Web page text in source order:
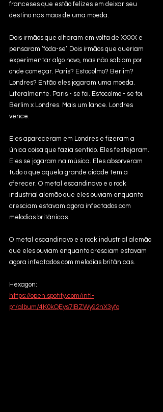
franceses que estão felizes em deixar seu
destino nas mãos de uma moeda.
Dois irmãos que olharam em volta de XXXX e
pensaram ‘foda-se’. Dois irmãos que queriam
experimentar algo novo, mas não sabiam por
onde começar. Paris? Estocolmo? Berlim?
Londres? Então eles jogaram uma moeda.
Literalmente. Paris - se foi. Estocolmo - se foi.
Berlim x Londres. Mais um lance. Londres
vence.
Eles apareceram em Londres e fizeram a
única coisa que fazia sentido. Eles festejaram.
Eles se jogaram na música. Eles absorveram
tudo o que aquela grande cidade tem a
oferecer. O metal escandinavo e o rock
industrial alemão que eles ouviam enquanto
cresciam estavam agora infectados com
melodias britânicas.
O metal escandinavo e o rock industrial alemão
que eles ouviam enquanto cresciam estavam
agora infectados com melodias britânicas.
Hexagon:
https://open.spotify.com/intl-
pt/album/4K0kQEys7lBZWy92nX3yfo